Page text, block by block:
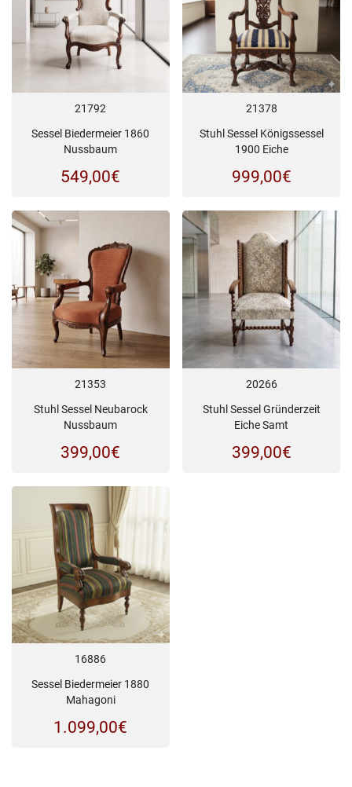
21792
Sessel Biedermeier 1860
Nussbaum
549,00€
21378
Stuhl Sessel Königssessel
1900 Eiche
999,00€
21353
Stuhl Sessel Neubarock
Nussbaum
399,00€
20266
Stuhl Sessel Gründerzeit
Eiche Samt
399,00€
16886
Sessel Biedermeier 1880
Mahagoni
1.099,00€